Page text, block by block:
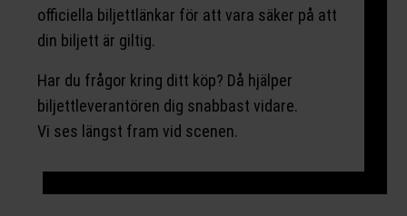
officiella biljettlänkar för att vara säker på att
din biljett är giltig.
Har du frågor kring ditt köp? Då hjälper
biljettleverantören dig snabbast vidare.
Vi ses längst fram vid scenen.